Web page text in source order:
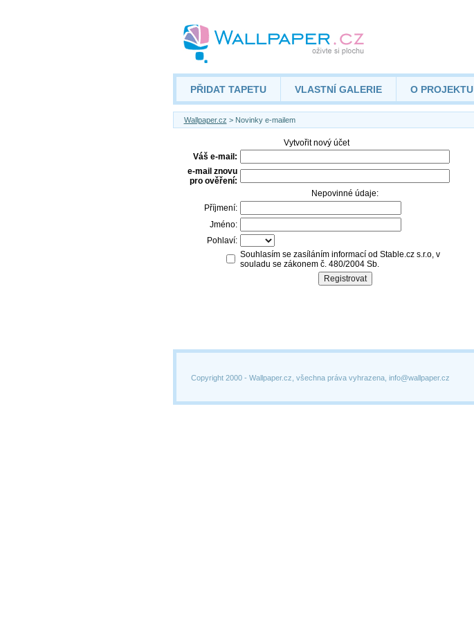
PŘIDAT TAPETU VLASTNÍ GALERIE O PROJEKTU
Wallpaper.cz > Novinky e-mailem
Copyright 2000 - Wallpaper.cz, všechna práva vyhrazena, info@wallpaper.cz